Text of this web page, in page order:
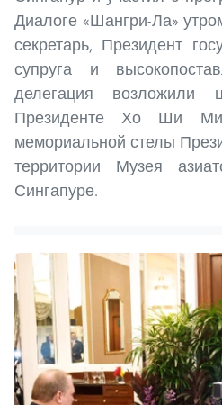
Диалоге «Шангри-Ла»
секретарь, Президент
супруга и
делегация
Президенте Хо Ши
мемориальной стелы
территории Музея
Сингапуре.